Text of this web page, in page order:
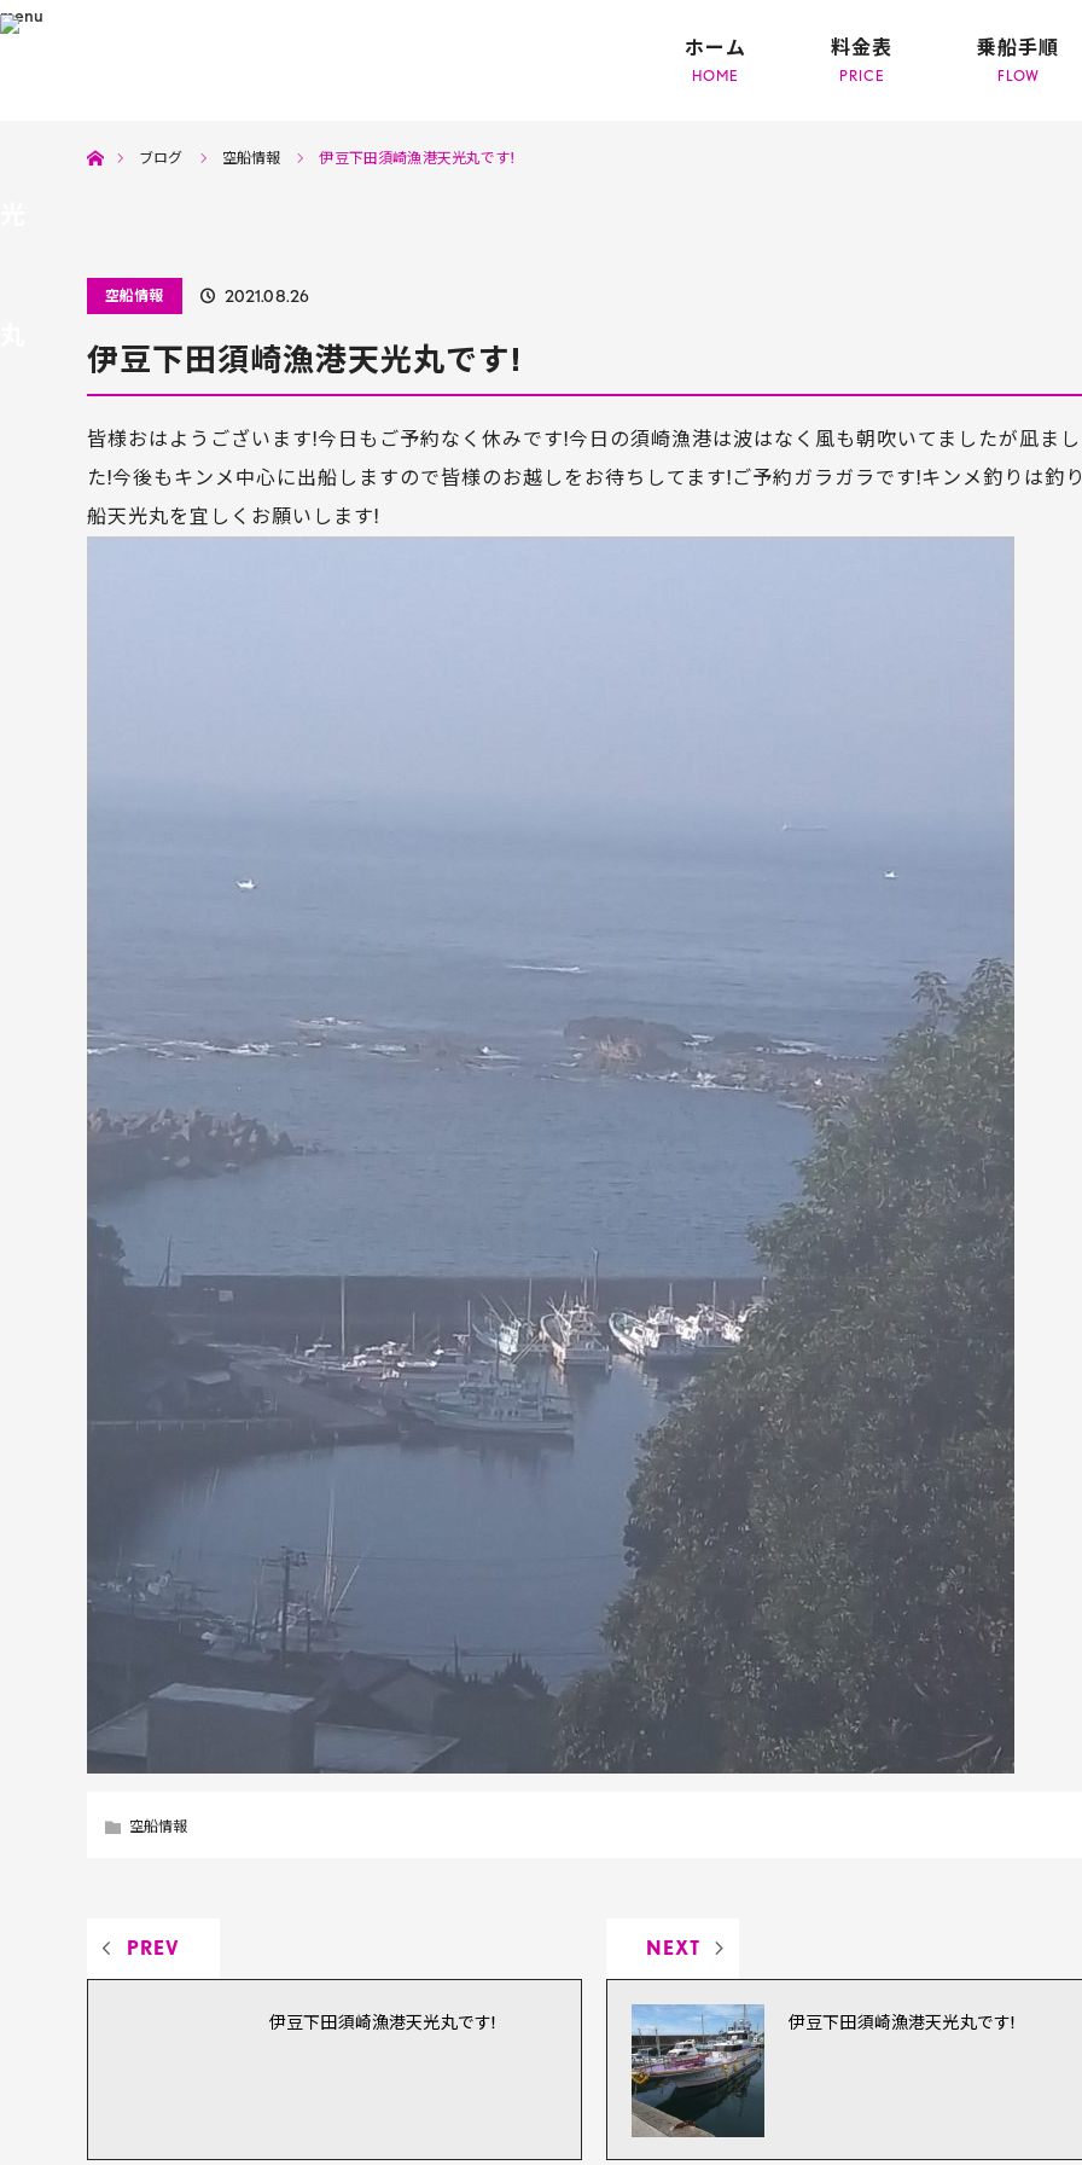
menu
ホーム
料金表 乗船手順
ブログ
空船情報 伊豆下田須崎漁港天光丸です!
空船情報 2021.08.26
伊豆下田須崎漁港天光丸です!
皆様おはようございます!今日もご予約なく休みです!今日の須崎漁港は波はなく風も朝吹いてましたが凪まし
た!今後もキンメ中心に出船しますので皆様のお越しをお待ちしてます!ご予約ガラガラです!キンメ釣りは釣り
船天光丸を宜しくお願いします!
空船情報
PREV
伊豆下田須崎漁港天光丸です!
NEXT
伊豆下田須崎漁港天光丸です!